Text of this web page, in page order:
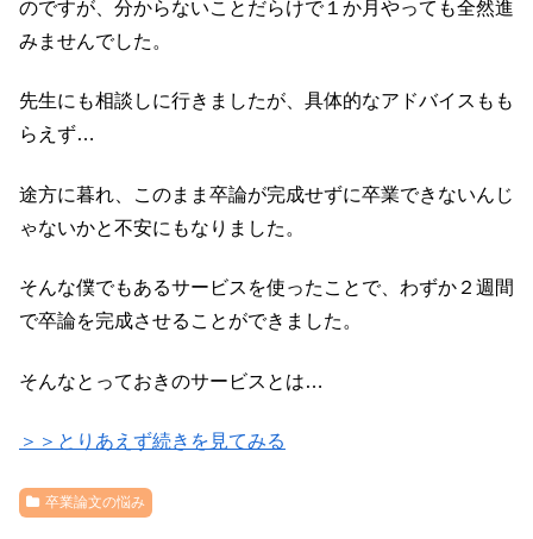
のですが、分からないことだらけで１か月やっても全然進
みませんでした。
先生にも相談しに行きましたが、具体的なアドバイスもも
らえず…
途方に暮れ、このまま卒論が完成せずに卒業できないんじ
ゃないかと不安にもなりました。
そんな僕でもあるサービスを使ったことで、わずか２週間
で卒論を完成させることができました。
そんなとっておきのサービスとは…
＞＞とりあえず続きを見てみる
卒業論文の悩み